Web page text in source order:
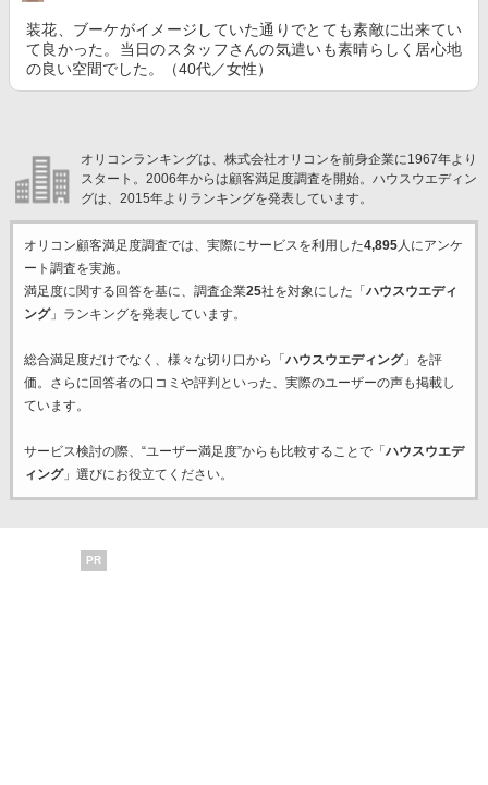
装花、ブーケがイメージしていた通りでとても素敵に出来てい
て良かった。当日のスタッフさんの気遣いも素晴らしく居心地
の良い空間でした。（40代／女性）
オリコンランキングは、株式会社オリコンを前身企業に1967年より
スタート。2006年からは顧客満足度調査を開始。ハウスウエディン
グは、2015年よりランキングを発表しています。
オリコン顧客満足度調査では、実際にサービスを利用した4,895人にアンケ
ート調査を実施。
満足度に関する回答を基に、調査企業25社を対象にした「 ハウスウエディ
ング」ランキングを発表しています。
総合満足度だけでなく、様々な切り口から「 ハウスウエディング」を評
価。さらに回答者の口コミや評判といった、実際のユーザーの声も掲載し
ています。
サービス検討の際、“ユーザー満足度”からも比較することで「 ハウスウエデ
ィング」選びにお役立てください。
PR